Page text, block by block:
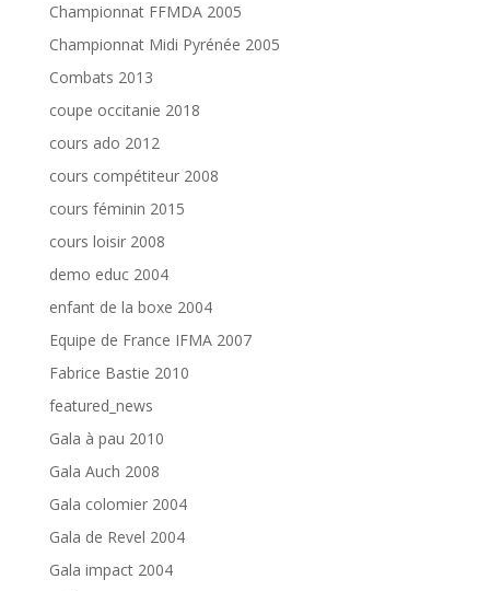
Championnat FFMDA 2005
Championnat Midi Pyrénée 2005
Combats 2013
coupe occitanie 2018
cours ado 2012
cours compétiteur 2008
cours féminin 2015
cours loisir 2008
demo educ 2004
enfant de la boxe 2004
Equipe de France IFMA 2007
Fabrice Bastie 2010
featured_news
Gala à pau 2010
Gala Auch 2008
Gala colomier 2004
Gala de Revel 2004
Gala impact 2004